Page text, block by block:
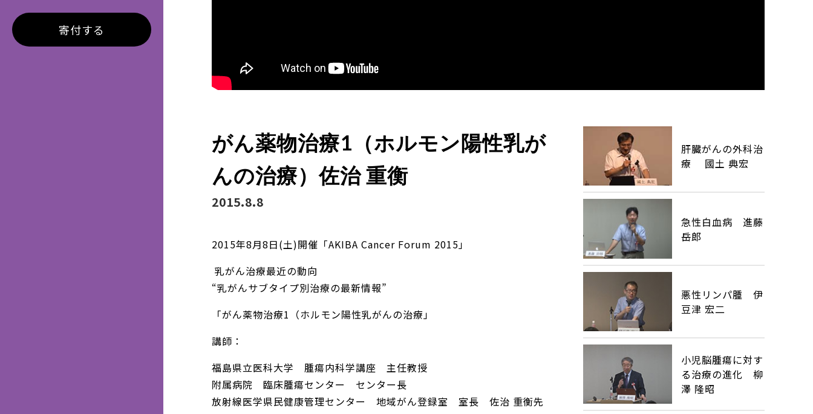
寄付する
がん薬物治療1（ホルモン陽性乳が
んの治療）佐治 重衡
2015.8.8
2015年8月8日(土)開催「AKIBA Cancer Forum 2015」
乳がん治療最近の動向
“乳がんサブタイプ別治療の最新情報”
「がん薬物治療1（ホルモン陽性乳がんの治療」
講師：
福島県立医科大学 腫瘍内科学講座 主任教授
附属病院 臨床腫瘍センター センター長
放射線医学県民健康管理センター 地域がん登録室 室長 佐治 重衡先
肝臓がんの外科治
療 國土 典宏
急性白血病 進藤
岳郎
悪性リンパ腫 伊
豆津 宏二
小児脳腫瘍に対す
る治療の進化 柳
澤 隆昭